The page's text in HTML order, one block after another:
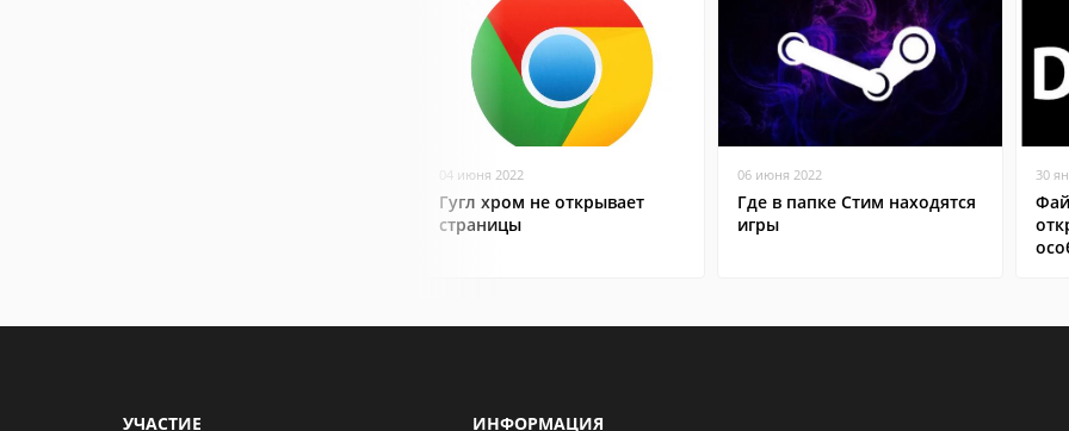
04 июня 2022
Гугл хром не открывает
страницы
06 июня 2022
Где в папке Стим находятся
игры
30
УЧАСТИЕ ИНФОРМАЦИЯ